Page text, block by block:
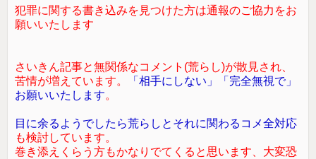
犯罪に関する書き込みを見つけた方は通報のご協力をお
願いいたします
さいきん記事と無関係なコメント(荒らし)が散見され、
苦情が増えています。
「相手にしない」「完全無視で」
お願いいたします。
目に余るようでしたら荒らしとそれに関わるコメ全対応
も検討しています。
巻き添えくらう方もかなりでてくると思います、大変恐